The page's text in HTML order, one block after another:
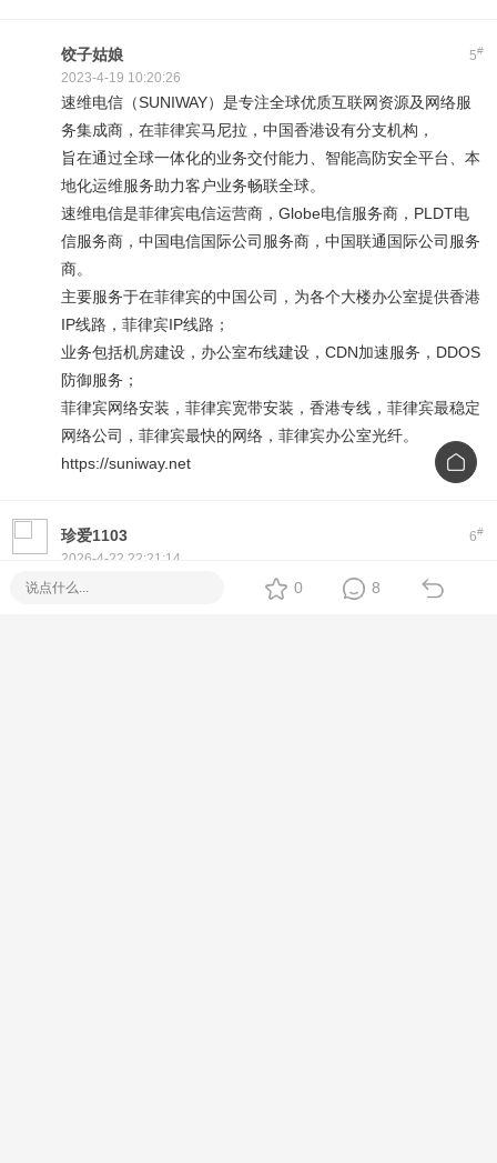
5#
饺子姑娘
2023-4-19 10:20:26
速维电信（SUNIWAY）是专注全球优质互联网资源及网络服
务集成商，在菲律宾马尼拉，中国香港设有分支机构，
旨在通过全球一体化的业务交付能力、智能高防安全平台、本
地化运维服务助力客户业务畅联全球。
速维电信是菲律宾电信运营商，Globe电信服务商，PLDT电
信服务商，中国电信国际公司服务商，中国联通国际公司服务
商。
主要服务于在菲律宾的中国公司，为各个大楼办公室提供香港
IP线路，菲律宾IP线路；
业务包括机房建设，办公室布线建设，CDN加速服务，DDOS
防御服务；
菲律宾网络安装，菲律宾宽带安装，香港专线，菲律宾最稳定
网络公司，菲律宾最快的网络，菲律宾办公室光纤。
https://suniway.net
6#
珍爱1103
2026-4-22 22:21:14
Hi! If you're looking for a reliable Piso WiFisetup, we offer
0 8